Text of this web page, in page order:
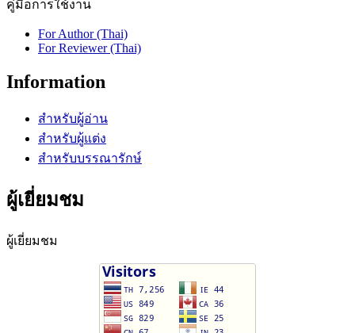
คู่มือการใช้งาน
For Author (Thai)
For Reviewer (Thai)
Information
สำหรับผู้อ่าน
สำหรับผู้แต่ง
สำหรับบรรณารักษ์
ผู้เยี่ยมชม
ผู้เยี่ยมชม